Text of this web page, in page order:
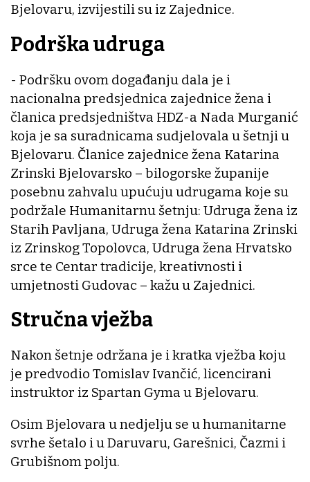
Bjelovaru, izvijestili su iz Zajednice.
Podrška udruga
- Podršku ovom događanju dala je i
nacionalna predsjednica zajednice žena i
članica predsjedništva HDZ-a Nada Murganić
koja je sa suradnicama sudjelovala u šetnji u
Bjelovaru. Članice zajednice žena Katarina
Zrinski Bjelovarsko – bilogorske županije
posebnu zahvalu upućuju udrugama koje su
podržale Humanitarnu šetnju: Udruga žena iz
Starih Pavljana, Udruga žena Katarina Zrinski
iz Zrinskog Topolovca, Udruga žena Hrvatsko
srce te Centar tradicije, kreativnosti i
umjetnosti Gudovac – kažu u Zajednici.
Stručna vježba
Nakon šetnje održana je i kratka vježba koju
je predvodio Tomislav Ivančić, licencirani
instruktor iz Spartan Gyma u Bjelovaru.
Osim Bjelovara u nedjelju se u humanitarne
svrhe šetalo i u Daruvaru, Garešnici, Čazmi i
Grubišnom polju.